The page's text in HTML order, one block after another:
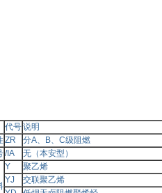
代号说明
ZR
分A、B、C级阻燃
/IA 无（本安型）
Y
聚乙烯
YJ
交联聚乙烯